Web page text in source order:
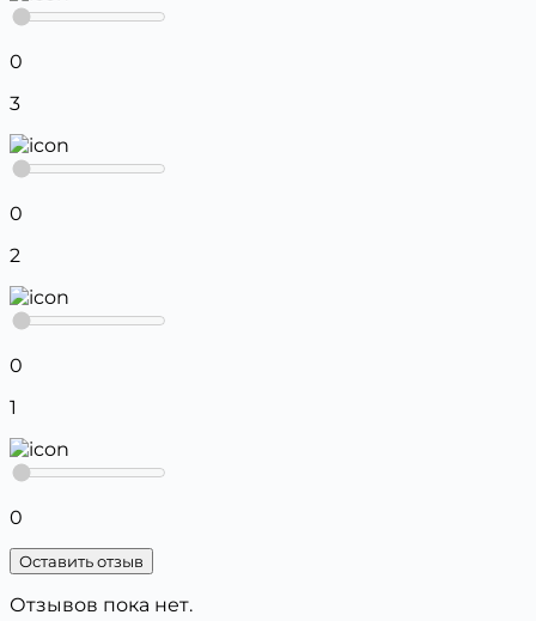
0
3
0
2
0
1
0
Оставить отзыв
Отзывов пока нет.